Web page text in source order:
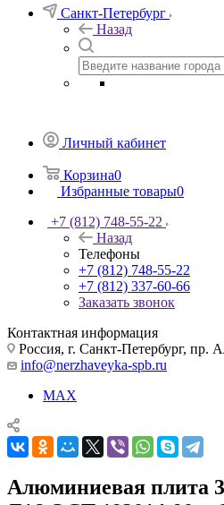
Санкт-Петербург
Назад
Личный кабинет
Корзина0
Избранные товары0
+7 (812) 748-55-22
Назад
Телефоны
+7 (812) 748-55-22
+7 (812) 337-60-66
Заказать звонок
Контактная информация
Россия, г. Санкт-Петербург, пр.
info@nerzhaveyka-spb.ru
MAX
Алюминиевая плита